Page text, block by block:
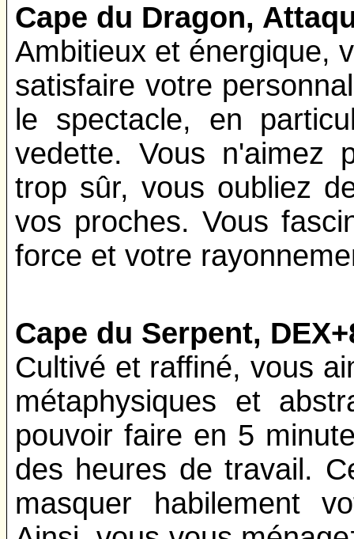
Cape du Dragon,
Ambitieux et énergique,
satisfaire votre
le spectacle, en
vedette. Vous n'aimez
trop sûr, vous oubliez
vos proches. Vous
force et votre
Cape du Serpent,
Cultivé et raffiné, vous
métaphysiques et
pouvoir faire en 5
des heures de travail.
masquer habilement